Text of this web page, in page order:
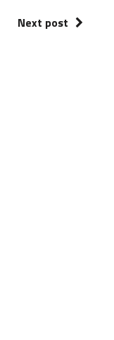
Next post